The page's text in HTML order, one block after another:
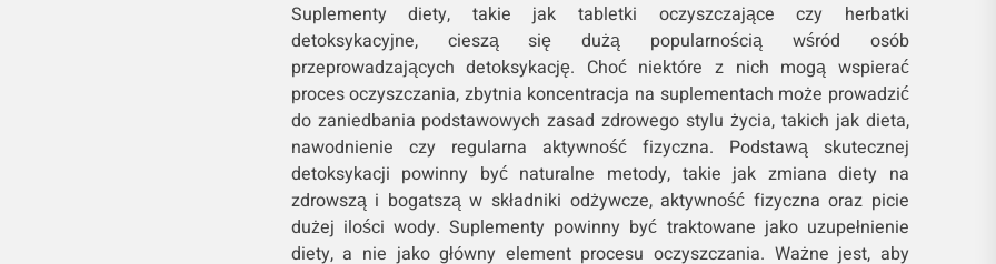
Suplementy diety, takie jak tabletki oczyszczające czy herbatki
detoksykacyjne, cieszą się dużą popularnością wśród osób
przeprowadzających detoksykację. Choć niektóre z nich mogą wspierać
proces oczyszczania, zbytnia koncentracja na suplementach może prowadzić
do zaniedbania podstawowych zasad zdrowego stylu życia, takich jak dieta,
nawodnienie czy regularna aktywność fizyczna. Podstawą skutecznej
detoksykacji powinny być naturalne metody, takie jak zmiana diety na
zdrowszą i bogatszą w składniki odżywcze, aktywność fizyczna oraz picie
dużej ilości wody. Suplementy powinny być traktowane jako uzupełnienie
diety, a nie jako główny element procesu oczyszczania. Ważne jest, aby